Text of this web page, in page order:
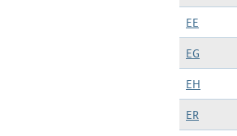
EE
EG
EH
ER